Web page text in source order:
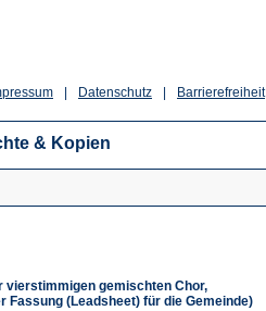
Barrierefreiheit
Datenschutz
& Kopien
vierstimmigen gemischten Chor,
(Leadsheet) für die Gemeinde)